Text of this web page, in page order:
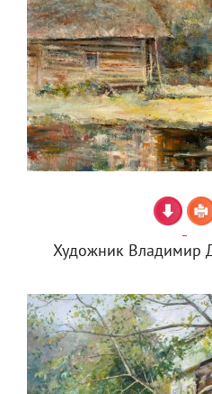
Художник Владимир